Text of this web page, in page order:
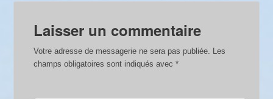
Laisser un commentaire
Votre adresse de messagerie ne sera pas publiée. Les
champs obligatoires sont indiqués avec*